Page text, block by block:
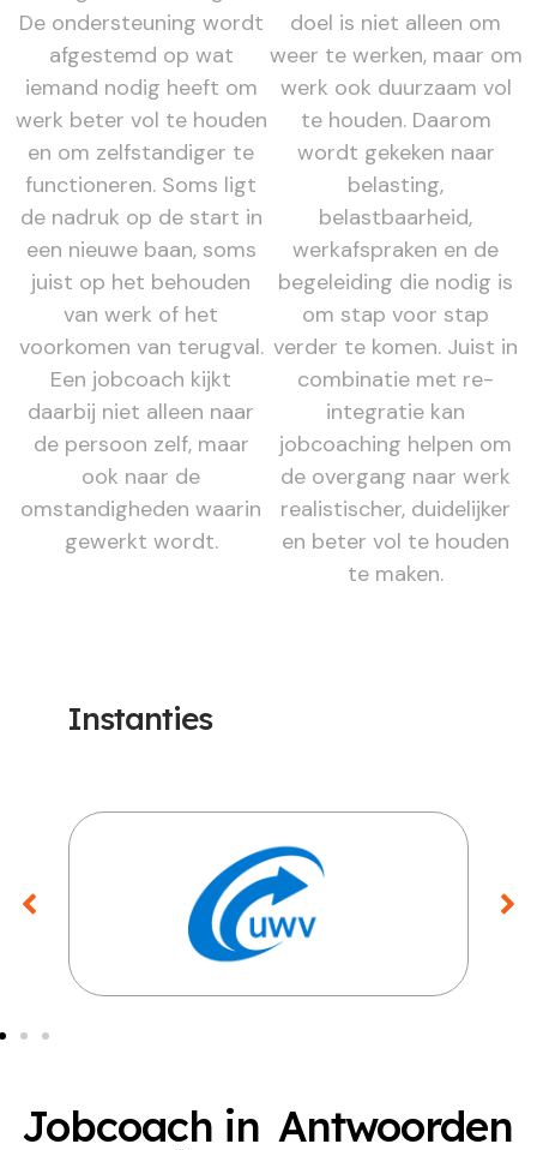
De ondersteuning wordt
afgestemd op wat
iemand nodig heeft om
werk beter vol te houden
en om zelfstandiger te
functioneren. Soms ligt
de nadruk op de start in
een nieuwe baan, soms
juist op het behouden
van werk of het
voorkomen van terugval.
Een jobcoach kijkt
daarbij niet alleen naar
de persoon zelf, maar
ook naar de
omstandigheden waarin
gewerkt wordt.
doel is niet alleen om
weer te werken, maar om
werk ook duurzaam vol
te houden. Daarom
wordt gekeken naar
belasting,
belastbaarheid,
werkafspraken en de
begeleiding die nodig is
om stap voor stap
verder te komen. Juist in
combinatie met re-
integratie kan
jobcoaching helpen om
de overgang naar werk
realistischer, duidelijker
en beter vol te houden
te maken.
Instanties
Jobcoach in Antwoorden